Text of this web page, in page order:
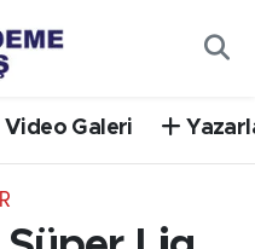
Video Galeri